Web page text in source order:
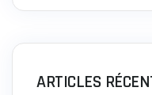
ARTICLES